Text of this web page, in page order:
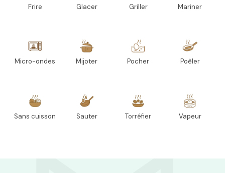
Frire Glacer Griller Mariner
Micro-ondes Mijoter Pocher Poêler
Sans cuisson Sauter Torréfier Vapeur